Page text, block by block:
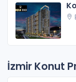
İzmir Konut